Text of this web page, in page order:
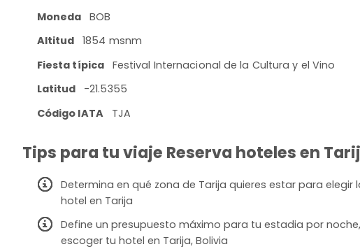
Moneda BOB
Altitud
1854 msnm
Fiesta típica Festival Internacional de la Cultura y el Vino
Latitud
-21.5355
Código IATA
TJA
Tips para tu viaje Reserva hoteles en
Determina en qué zona de Tarija quieres estar para elegir
hotel en Tarija
Define un presupuesto máximo para tu estadia por
escoger tu hotel en Tarija, Bolivia